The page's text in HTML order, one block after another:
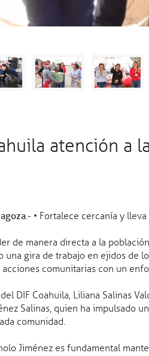
la
Educación 07 ago 2026
Tommaso Archilei
Coahuila es un estado
Estamos listos para
05 ago 2026
Refuerza Secretaría de
enfermedades
Coahuila líder en
atención a
.- • Fortalece cercanía y
de manera directa a la
una gira de trabajo en ejidos de
comunitarias con un
DIF Coahuila, Liliana Salinas
Salinas, quien ha impulsado
comunidad.
Jiménez es fundamental